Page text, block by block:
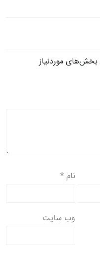
بخش‌های موردنیاز
نام*
وب‌ سایت